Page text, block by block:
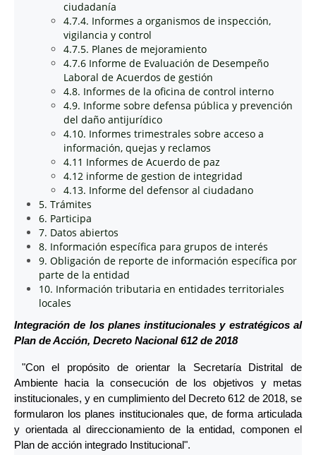
ciudadanía
4.7.4. Informes a organismos de inspección,
vigilancia y control
4.7.5. Planes de mejoramiento
4.7.6 Informe de Evaluación de Desempeño
Laboral de Acuerdos de gestión
4.8. Informes de la oficina de control interno
4.9. Informe sobre defensa pública y prevención
del daño antijurídico
4.10. Informes trimestrales sobre acceso a
información, quejas y reclamos
4.11 Informes de Acuerdo de paz
4.12 informe de gestion de integridad
4.13. Informe del defensor al ciudadano
5. Trámites
6. Participa
7. Datos abiertos
8. Información específica para grupos de interés
9. Obligación de reporte de información específica por
parte de la entidad
10. Información tributaria en entidades territoriales
locales
Integración de los planes institucionales y estratégicos al
Plan de Acción, Decreto Nacional 612 de 2018
"Con el propósito de orientar la Secretaría Distrital de
Ambiente hacia la consecución de los objetivos y metas
institucionales, y en cumplimiento del Decreto 612 de 2018, se
formularon los planes institucionales que, de forma articulada
y orientada al direccionamiento de la entidad, componen el
Plan de acción integrado Institucional".